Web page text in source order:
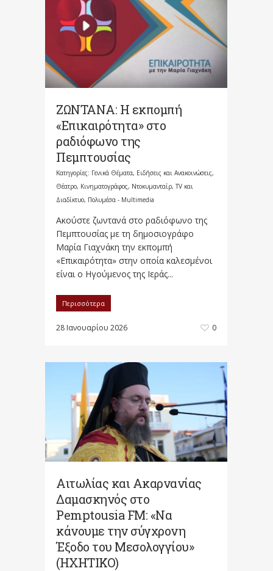
ΖΩΝΤΑΝΑ: Η εκπομπή
«Επικαιρότητα» στο
ραδιόφωνο της
Πεμπτουσίας
Κατηγορίες: Γενικά Θέματα, Ειδήσεις και Ανακοινώσεις,
Θέατρο, Κινηματογράφος, Ντοκυμανταίρ, TV και
Διαδίκτυο, Πολυμέσα - Multimedia
Ακούστε ζωντανά στο ραδιόφωνο της
Πεμπτουσίας με τη δημοσιογράφο
Μαρία Γιαχνάκη την εκπομπή
«Επικαιρότητα» στην οποία καλεσμένοι
είναι ο Ηγούμενος της Ιεράς...
Περισσότερα
28 Ιανουαρίου 2026 0
Αιτωλίας και Ακαρνανίας
Δαμασκηνός στο
Pemptousia FM: «Να
κάνουμε την σύγχρονη
Έξοδο του Μεσολογγίου»
(ΗΧΗΤΙΚΟ)